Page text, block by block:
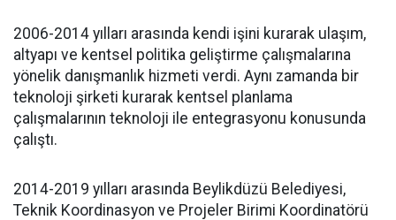
2006-2014 yılları arasında kendi işini kurarak ulaşım,
altyapı ve kentsel politika geliştirme çalışmalarına
yönelik danışmanlık hizmeti verdi. Aynı zamanda bir
teknoloji şirketi kurarak kentsel planlama
çalışmalarının teknoloji ile entegrasyonu konusunda
çalıştı.
2014-2019 yılları arasında Beylikdüzü Belediyesi,
Teknik Koordinasyon ve Projeler Birimi Koordinatörü